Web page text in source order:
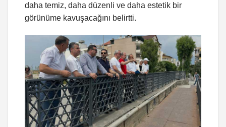
daha temiz, daha düzenli ve daha estetik bir
görünüme kavuşacağını belirtti.